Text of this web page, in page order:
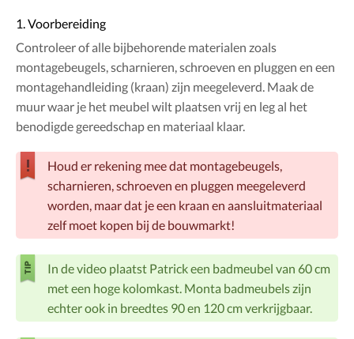
1. Voorbereiding
Controleer of alle bijbehorende materialen zoals
montagebeugels, scharnieren, schroeven en pluggen en een
montagehandleiding (kraan) zijn meegeleverd. Maak de
muur waar je het meubel wilt plaatsen vrij en leg al het
benodigde gereedschap en materiaal klaar.
Houd er rekening mee dat montagebeugels,
scharnieren, schroeven en pluggen meegeleverd
worden, maar dat je een kraan en aansluitmateriaal
zelf moet kopen bij de bouwmarkt!
In de video plaatst Patrick een badmeubel van 60 cm
met een hoge kolomkast. Monta badmeubels zijn
echter ook in breedtes 90 en 120 cm verkrijgbaar.